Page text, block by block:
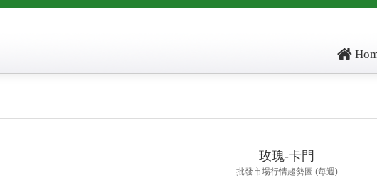
玫瑰-卡門
批發市場行情趨勢圖 (每週)